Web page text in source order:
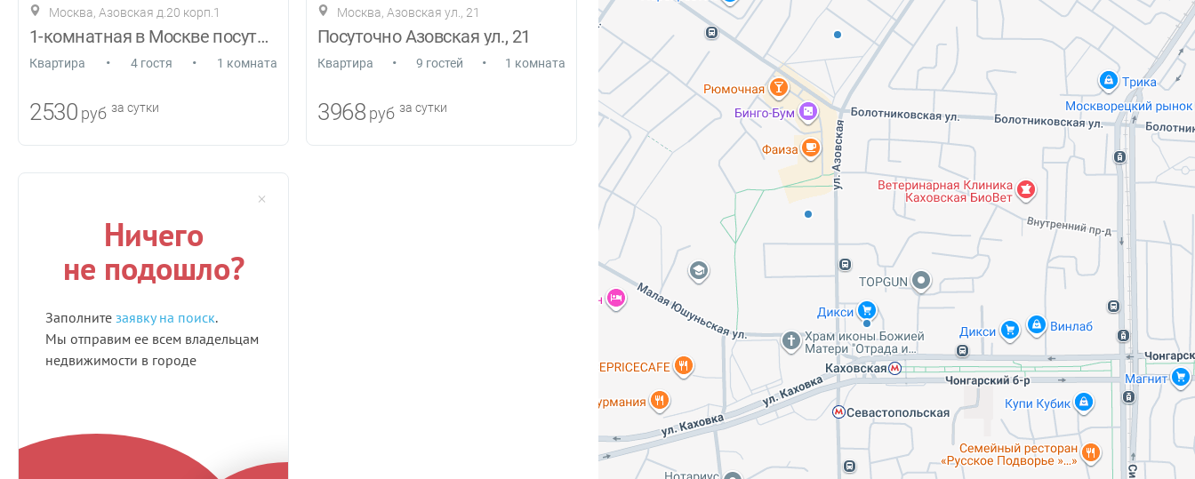
Москва, Азовская д.20 корп.1
1-комнатная в Москве посуточно
Квартира • 4 гостя • 1 комната
2530 руб за сутки
Москва, Азовская ул., 21
Посуточно Азовская ул., 21
Квартира • 9 гостей • 1 комната
3968 руб за сутки
Ничего
не подошло?
Заполните заявку на поиск.
Мы отправим ее всем владельцам
недвижимости в городе